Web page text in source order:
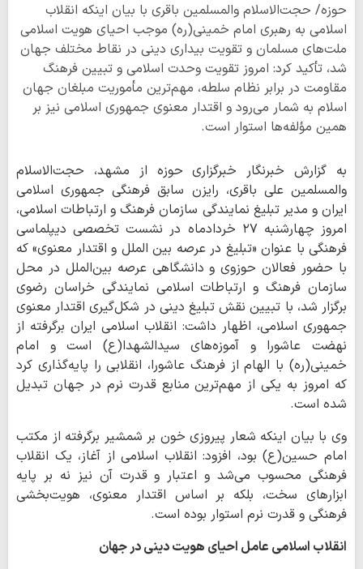
حوزه/ حجت‌الاسلام والمسلمین باقری با بیان اینکه انقلاب
اسلامی به رهبری امام خمینی(ره) موجب احیای هویت اسلامی
ملت‌های مسلمان و تقویت بیداری دینی در نقاط مختلف جهان
شد، تأکید کرد: امروز تقویت وحدت اسلامی و تبیین فرهنگ
مقاومت در برابر نظام سلطه، مهم‌ترین مأموریت مبلغان جهان
اسلام به شمار می‌رود و اقتدار معنوی جمهوری اسلامی نیز بر
همین مؤلفه‌ها استوار است.
به گزارش خبرنگار خبرگزاری حوزه از مشهد، حجت‌الاسلام
والمسلمین علی باقری، رایزن سابق فرهنگی جمهوری اسلامی
ایران و مدیر تبلیغ نمایندگی سازمان فرهنگ و ارتباطات اسلامی،
امروز چهارشنبه ۲۷ خردادماه در نشست تخصصی دیپلماسی
فرهنگی با عنوان «تبلیغ در عرصه بین الملل و اقتدار معنوی» که
با حضور فعالان حوزوی و دانشگاهی عرصه بین‌الملل در محل
سازمان فرهنگ و ارتباطات اسلامی نمایندگی خراسان رضوی
برگزار شد، با تبیین نقش تبلیغ دینی در شکل‌گیری اقتدار معنوی
جمهوری اسلامی، اظهار داشت: انقلاب اسلامی ایران برگرفته از
نهضت عاشورا و آموزه‌های سیدالشهدا(ع) است و امام
خمینی(ره) با الهام از فرهنگ عاشورا، انقلابی را پایه‌گذاری کرد
که امروز به یکی از مهم‌ترین منابع قدرت نرم در جهان تبدیل
شده است.
وی با بیان اینکه شعار پیروزی خون بر شمشیر برگرفته از مکتب
امام حسین(ع) بود، افزود: انقلاب اسلامی از آغاز، یک انقلاب
فرهنگی محسوب می‌شد و اعتبار و قدرت آن نیز نه بر پایه
ابزارهای سخت، بلکه بر اساس اقتدار معنوی، هویت‌بخشی
فرهنگی و قدرت نرم استوار بوده است.
انقلاب اسلامی عامل احیای هویت دینی در جهان